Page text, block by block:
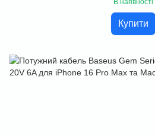
В наявності
Купити